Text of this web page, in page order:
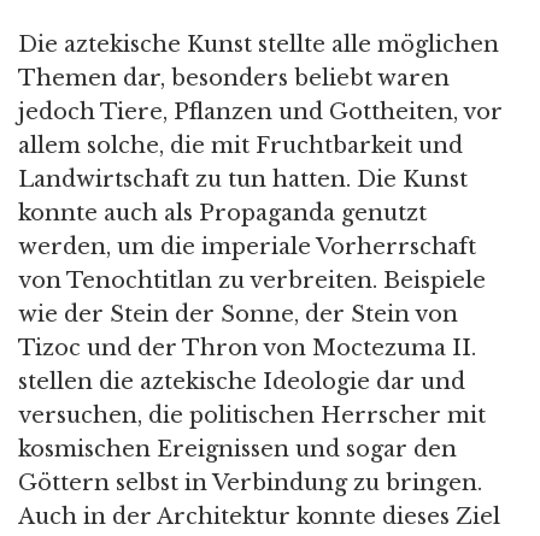
Die aztekische Kunst stellte alle möglichen
Themen dar, besonders beliebt waren
jedoch Tiere, Pflanzen und Gottheiten, vor
allem solche, die mit Fruchtbarkeit und
Landwirtschaft zu tun hatten. Die Kunst
konnte auch als Propaganda genutzt
werden, um die imperiale Vorherrschaft
von Tenochtitlan zu verbreiten. Beispiele
wie der Stein der Sonne, der Stein von
Tizoc und der Thron von Moctezuma II.
stellen die aztekische Ideologie dar und
versuchen, die politischen Herrscher mit
kosmischen Ereignissen und sogar den
Göttern selbst in Verbindung zu bringen.
Auch in der Architektur konnte dieses Ziel